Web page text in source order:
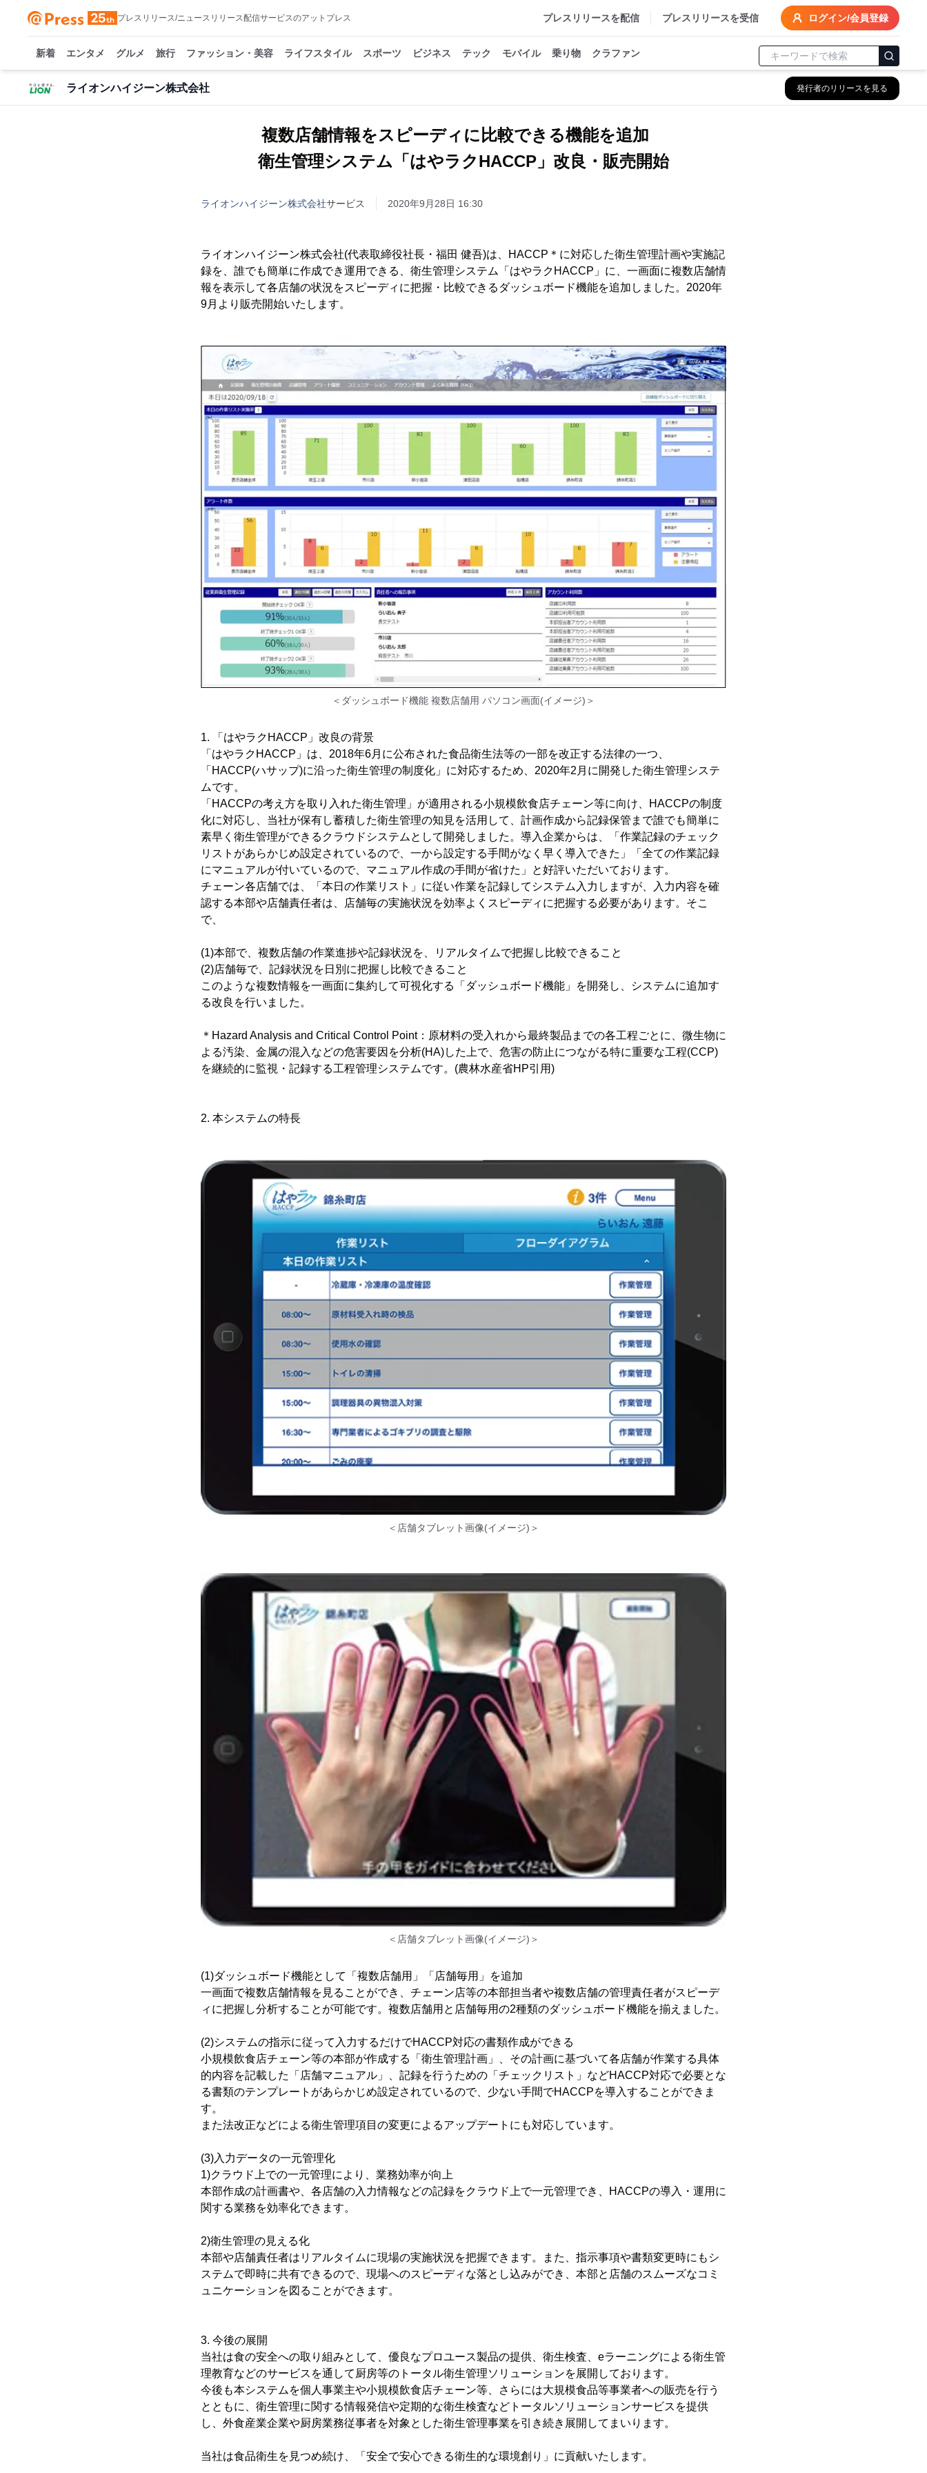
プレスリリース/ニュースリリース配信サービスのアットプレス プレスリリースを配信 プレスリリースを受信 ログイン/会員登録
新着 エンタメ グルメ 旅行 ファッション・美容 ライフスタイル スポーツ ビジネス テック モバイル 乗り物 クラファン
ライオンハイジーン株式会社 発行者のリリースを見る
複数店舗情報をスピーディに比較できる機能を追加
衛生管理システム「はやラクHACCP」改良・販売開始
ライオンハイジーン株式会社サービス 2020年9月28日 16:30
ライオンハイジーン株式会社(代表取締役社長・福田 健吾)は、HACCP＊に対応した衛生管理計画や実施記
録を、誰でも簡単に作成でき運用できる、衛生管理システム「はやラクHACCP」に、一画面に複数店舗情
報を表示して各店舗の状況をスピーディに把握・比較できるダッシュボード機能を追加しました。2020年
9月より販売開始いたします。
＜ダッシュボード機能 複数店舗用 パソコン画面(イメージ)＞
1. 「はやラクHACCP」改良の背景
「はやラクHACCP」は、2018年6月に公布された食品衛生法等の一部を改正する法律の一つ、
「HACCP(ハサップ)に沿った衛生管理の制度化」に対応するため、2020年2月に開発した衛生管理システ
ムです。
「HACCPの考え方を取り入れた衛生管理」が適用される小規模飲食店チェーン等に向け、HACCPの制度
化に対応し、当社が保有し蓄積した衛生管理の知見を活用して、計画作成から記録保管まで誰でも簡単に
素早く衛生管理ができるクラウドシステムとして開発しました。導入企業からは、「作業記録のチェック
リストがあらかじめ設定されているので、一から設定する手間がなく早く導入できた」「全ての作業記録
にマニュアルが付いているので、マニュアル作成の手間が省けた」と好評いただいております。
チェーン各店舗では、「本日の作業リスト」に従い作業を記録してシステム入力しますが、入力内容を確
認する本部や店舗責任者は、店舗毎の実施状況を効率よくスピーディに把握する必要があります。そこ
で、
(1)本部で、複数店舗の作業進捗や記録状況を、リアルタイムで把握し比較できること
(2)店舗毎で、記録状況を日別に把握し比較できること
このような複数情報を一画面に集約して可視化する「ダッシュボード機能」を開発し、システムに追加す
る改良を行いました。
＊Hazard Analysis and Critical Control Point：原材料の受入れから最終製品までの各工程ごとに、微生物に
よる汚染、金属の混入などの危害要因を分析(HA)した上で、危害の防止につながる特に重要な工程(CCP)
を継続的に監視・記録する工程管理システムです。(農林水産省HP引用)
2. 本システムの特長
＜店舗タブレット画像(イメージ)＞
＜店舗タブレット画像(イメージ)＞
(1)ダッシュボード機能として「複数店舗用」「店舗毎用」を追加
一画面で複数店舗情報を見ることができ、チェーン店等の本部担当者や複数店舗の管理責任者がスピーデ
ィに把握し分析することが可能です。複数店舗用と店舗毎用の2種類のダッシュボード機能を揃えました。
(2)システムの指示に従って入力するだけでHACCP対応の書類作成ができる
小規模飲食店チェーン等の本部が作成する「衛生管理計画」、その計画に基づいて各店舗が作業する具体
的内容を記載した「店舗マニュアル」、記録を行うための「チェックリスト」などHACCP対応で必要とな
る書類のテンプレートがあらかじめ設定されているので、少ない手間でHACCPを導入することができま
す。
また法改正などによる衛生管理項目の変更によるアップデートにも対応しています。
(3)入力データの一元管理化
1)クラウド上での一元管理により、業務効率が向上
本部作成の計画書や、各店舗の入力情報などの記録をクラウド上で一元管理でき、HACCPの導入・運用に
関する業務を効率化できます。
2)衛生管理の見える化
本部や店舗責任者はリアルタイムに現場の実施状況を把握できます。また、指示事項や書類変更時にもシ
ステムで即時に共有できるので、現場へのスピーディな落とし込みができ、本部と店舗のスムーズなコミ
ュニケーションを図ることができます。
3. 今後の展開
当社は食の安全への取り組みとして、優良なプロユース製品の提供、衛生検査、eラーニングによる衛生管
理教育などのサービスを通して厨房等のトータル衛生管理ソリューションを展開しております。
今後も本システムを個人事業主や小規模飲食店チェーン等、さらには大規模食品等事業者への販売を行う
とともに、衛生管理に関する情報発信や定期的な衛生検査などトータルソリューションサービスを提供
し、外食産業企業や厨房業務従事者を対象とした衛生管理事業を引き続き展開してまいります。
当社は食品衛生を見つめ続け、「安全で安心できる衛生的な環境創り」に貢献いたします。